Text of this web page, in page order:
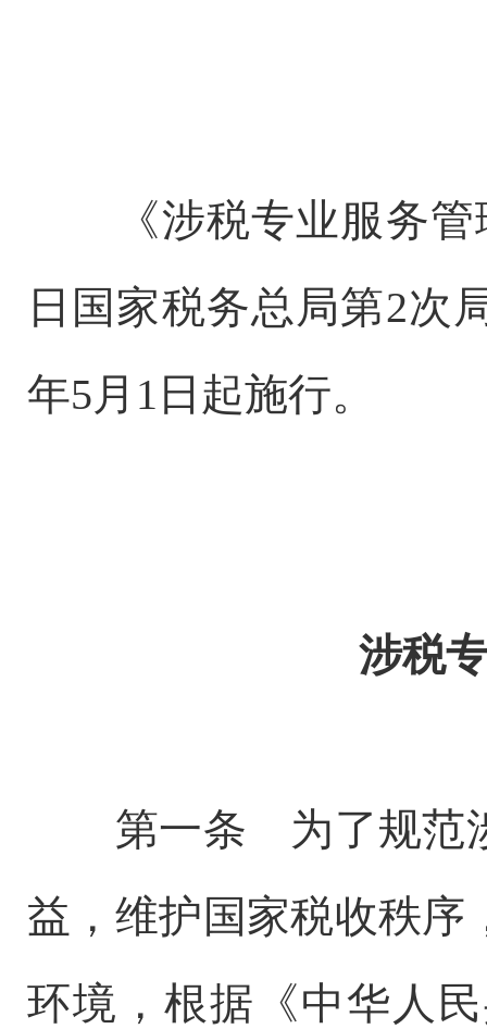
《涉税专业服务管
日国家税务总局第2次
年5月1日起施行。
涉税
第一条 为了规范涉
益，维护国家税收秩序
环境，根据《中华人